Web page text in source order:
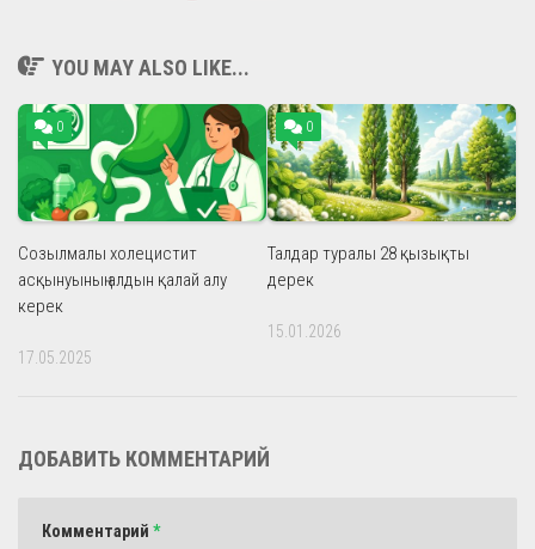
YOU MAY ALSO LIKE...
0
Созылмалы холецистит
асқынуының алдын қалай алу
керек
17.05.2025
0
Талдар туралы 28 қызықты
дерек
15.01.2026
ДОБАВИТЬ КОММЕНТАРИЙ
Комментарий *